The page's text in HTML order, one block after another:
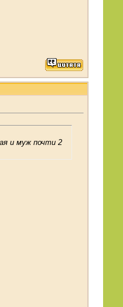
и муж почти 2